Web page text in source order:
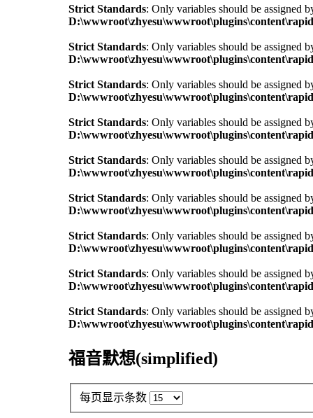
Strict Standards: Only variables should be assigned
Strict Standards: Only variables should be assigned
Strict Standards: Only variables should be assigned
Strict Standards: Only variables should be assigned
Strict Standards: Only variables should be assigned
Strict Standards: Only variables should be assigned
Strict Standards: Only variables should be assigned
Strict Standards: Only variables should be assigned
Strict Standards: Only variables should be assigned
福音默想(simplified)
每页显示条数